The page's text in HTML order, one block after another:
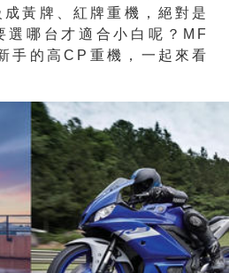
黃牌、紅牌重機，絕對是
選哪台才適合小白呢？MF
手的高CP重機，一起來看